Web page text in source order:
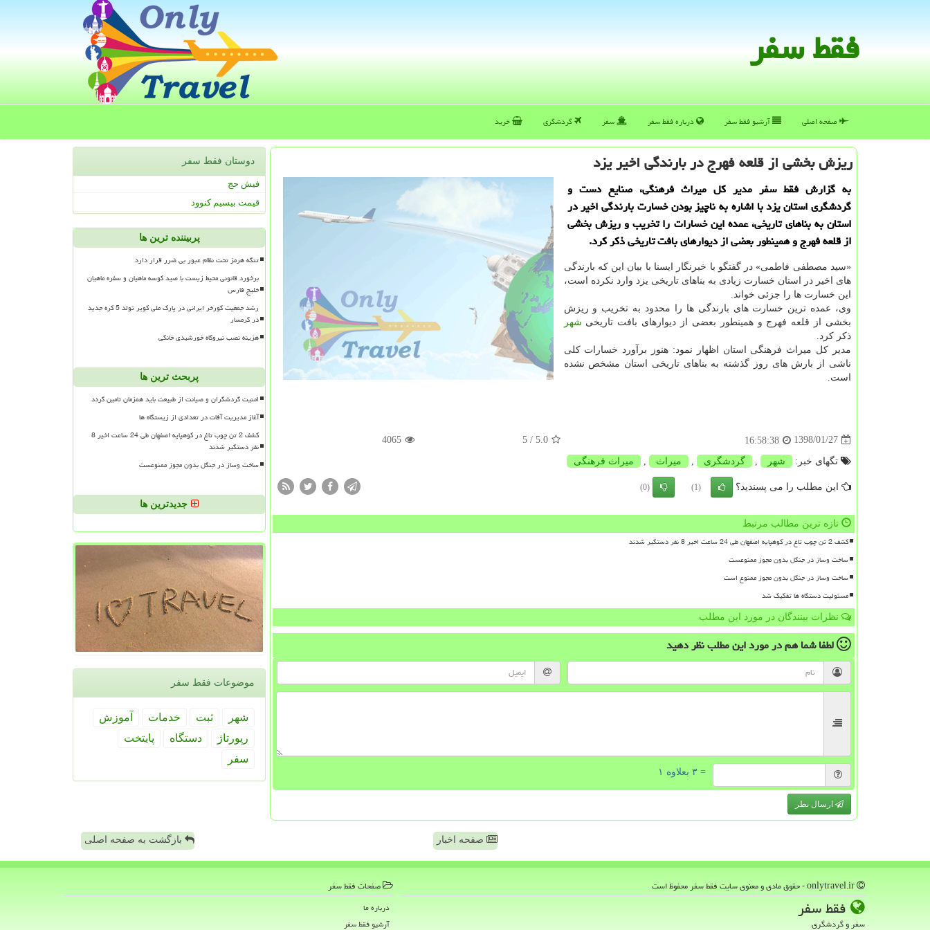
فقط سفر
صفحه اصلی آرشیو فقط سفر درباره فقط سفر سفر گردشگری خرید
ریزش بخشی از قلعه فهرج در بارندگی اخیر یزد
به گزارش فقط سفر مدیر كل میراث فرهنگی، صنایع دست و
گردشگری استان یزد با اشاره به ناچیز بودن خسارت بارندگی اخیر در
استان به بناهای تاریخی، عمده این خسارات را تخریب و ریزش بخشی
از قلعه فهرج و همینطور بعضی از دیوارهای بافت تاریخی ذكر كرد.
«سید مصطفی فاطمی» در گفتگو با خبرنگار ایسنا با بیان این كه بارندگی
های اخیر در استان خسارت زیادی به بناهای تاریخی یزد وارد نكرده است،
این خسارت ها را جزئی خواند.
وی، عمده ترین خسارت های بارندگی ها را محدود به تخریب و ریزش
بخشی از قلعه فهرج و همینطور بعضی از دیوارهای بافت تاریخی شهر
ذكر كرد.
مدیر كل میراث فرهنگی استان اظهار نمود: هنوز برآورد خسارات كلی
ناشی از بارش های روز گذشته به بناهای تاریخی استان مشخص نشده
است.
1398/01/27
16:58:38
5.0
/ 5
4065
تگهای خبر: شهر گردشگری میراث میراث فرهنگی
این مطلب را می پسندید؟ (1)
(0)
تازه ترین مطالب مرتبط
کشف 2 تن چوب تاغ در کوهپایه اصفهان طی 24 ساعت اخیر 8 نفر دستگیر شدند
ساخت وساز در جنگل بدون مجوز ممنوعست
ساخت وساز در جنگل بدون مجوز ممنوع است
مسئولیت دستگاه ها تفکیک شد
نظرات بینندگان در مورد این مطلب
لطفا شما همدر مورد این مطلبنظر دهید
= ۳ بعلاوه ۱
ارسال نظر
دوستان فقط سفر
فیش حج
قیمت بیسیم کنوود
پربیننده ترین ها
تنگه هرمز تحت نظام عبور بی ضرر قرار دارد
برخورد قانونی محیط زیست با صید کوسه ماهیان و سفره ماهیان
خلیج فارس
رشد جمعیت گورخر ایرانی در پارک ملی کویر تولد 5 کره جدید
در گرمسار
هزینه نصب نیروگاه خورشیدی خانگی
پربحث ترین ها
امنیت گردشگران و صیانت از طبیعت باید همزمان تامین گردد
آغاز مدیریت آفات در تعدادی از زیستگاه ها
کشف 2 تن چوب تاغ در کوهپایه اصفهان طی 24 ساعت اخیر 8
نفر دستگیر شدند
ساخت وساز در جنگل بدون مجوز ممنوعست
جدیدترین ها
موضوعات فقط سفر
شهر ثبت خدمات
آموزش
رپورتاژ
دستگاه
پایتخت
سفر
صفحه اخبار بازگشت به صفحه اصلی
فقط سفر
سفر و گردشگری
صفحات فقط سفر
درباره ما
آرشیو فقط سفر